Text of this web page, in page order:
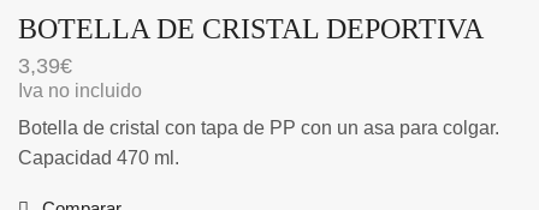
BOTELLA DE CRISTAL DEPORTIVA
3,39€
Iva no incluido
Botella de cristal con tapa de PP con un asa para colgar.
Capacidad 470 ml.